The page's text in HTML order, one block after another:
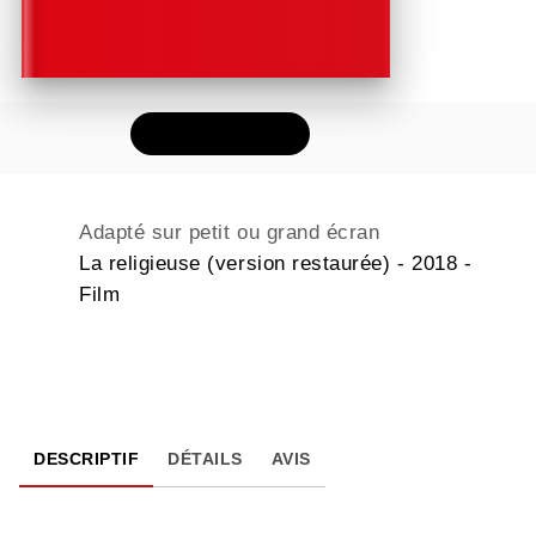
Adapté sur petit ou grand écran
La religieuse (version restaurée) - 2018 -
Film
DESCRIPTIF DÉTAILS AVIS